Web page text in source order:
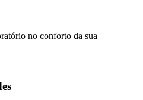
no conforto da sua